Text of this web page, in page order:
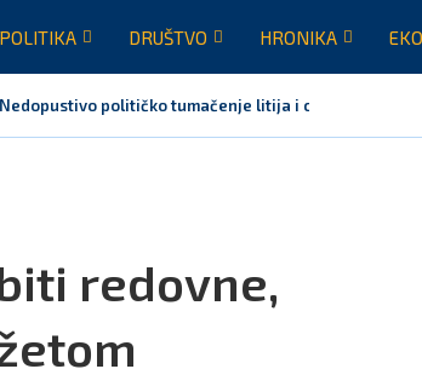
POLITIKA DRUŠTVO HRONIKA
političko tumačenje litija i crkvenih pitanja
redovne,